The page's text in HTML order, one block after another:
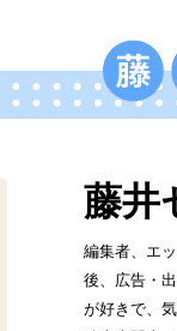
藤井
編集者、エ
後、広告・
が好きで、